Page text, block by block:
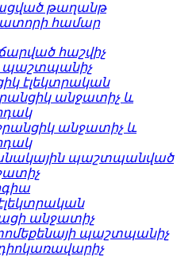
թաղանթ
համար
հաշվիչ
պաշտպանիչ
էլեկտրական
անջատիչ և
անջատիչ և
պաշտպանված
անջատիչ
պաշտպանիչ